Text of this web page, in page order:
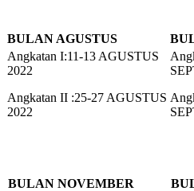
BULAN AGUSTUS
Angkatan I:11-13 AGUSTUS
2022
Angkatan II :25-27 AGUSTUS
2022
BULAN NOVEMBER